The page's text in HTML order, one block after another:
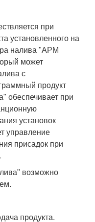
при
установленного на
налива "АРМ
может
с
продукт
обеспечивает при
установок
управление
присадок при
возможно
продукта.